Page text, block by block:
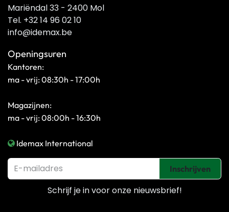
Mariëndal 33 - 2400 Mol
Tel. +32 14 96 02 10
info@idemax.be
Openingsuren
Kantoren:
ma - vrij: 08:30h - 17:00h
Magazijnen:
ma - vrij: 08:00h - 16:30h
Idemax International
Inschrijven
Schrijf je in voor onze nieuwsbrief!